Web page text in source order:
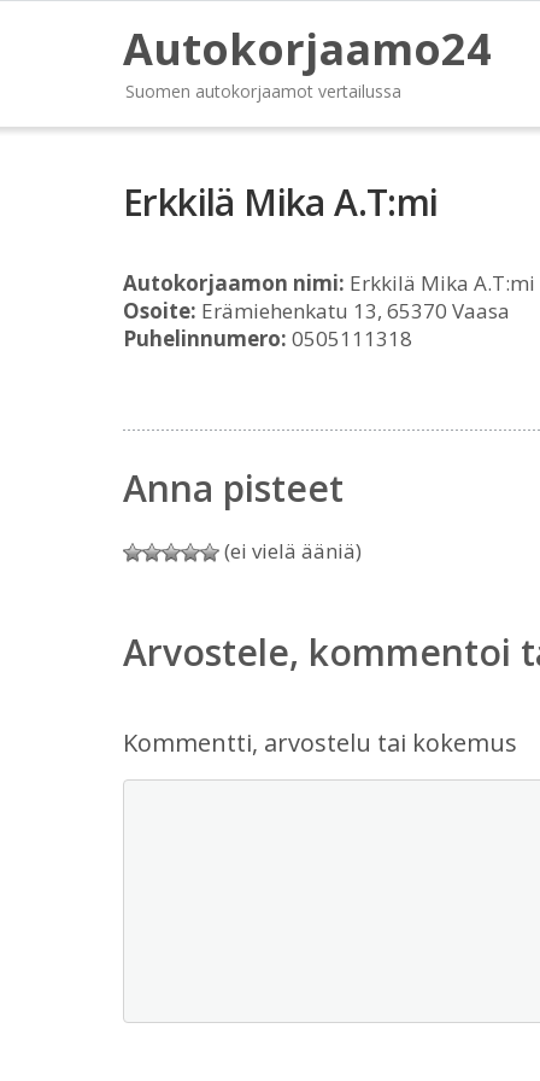
Autokorjaamo24
Suomen autokorjaamot vertailussa
Erkkilä Mika A.T:mi
Autokorjaamon nimi: Erkkilä Mika A.T:mi
Osoite: Erämiehenkatu 13, 65370 Vaasa
Puhelinnumero: 0505111318
Anna pisteet
(ei vielä ääniä)
Arvostele, kommentoi
Kommentti, arvostelu tai kokemus